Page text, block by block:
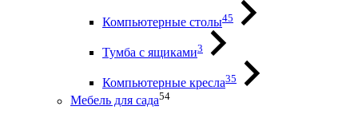
Компьютерные столы45
Тумба с ящиками3
Компьютерные кресла35
Мебель для сада54